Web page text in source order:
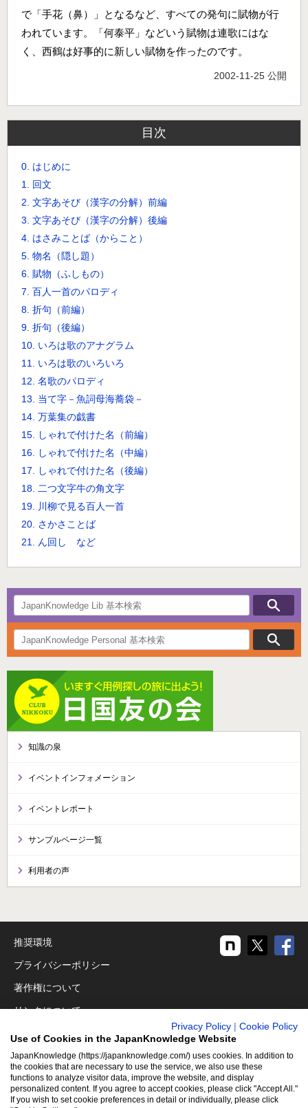
で「手花（鼻）」となるなど、すべての発句に賦物が行
われています。「何泰平」などいう賦物は連歌にはな
く、西鶴は好事的に新しい賦物を作ったのです。
2002-11-25 公開
目次
0. はじめに
1. 回文
2. 文字あそび（漢字の分解）前編
3. 文字あそび（漢字の分解）後編
4. はさみことば（からこと）
5. 物名（隠し題）
6. 賦物（ふしもの）
7. 百人一首のパロディ
8. 折句（前編）
9. 折句（後編）
10. いろは歌のアナグラム
11. いろは歌のいろいろ
12. 名歌のパロディ
13. 当て字－魚詞母海蕎袋－
14. 万葉集の戯書
15. しゃれで付けた名（前編）
16. しゃれで付けた名（中編）
17. しゃれで付けた名（後編）
18. 二つ文字牛の角文字
19. 川柳で見る百人一首
20. さかさことば
21. ん回し など
知識の泉
イベントインフォメーション
イベントレポート
サンプルページ一覧
利用者の声
推奨環境
プライバシーポリシー
著作権について
リンクについて
免責事項
運営会社
アクセシビリティ対応
クッキーポリシー
Privacy Policy
Cookie Policy
Use of Cookies in the JapanKnowledge Website
JapanKnowledge (https://japanknowledge.com/) uses cookies. In addition to
the cookies that are necessary to use the service, we also use these
functions to analyze visitor data, improve the website, and display
personalized content. If you agree to accept cookies, please click "Accept All."
If you wish to set cookie preferences in detail or individually, please click